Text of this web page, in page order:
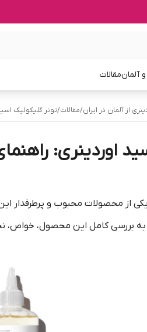
و آلمانمقالات
از آلمان در ایران/مقالات/تونر گلیکولیک
اوردینری:
یکی از محصولات محبوب و پرطرفدار
بررسی کامل این محصول، خواص،